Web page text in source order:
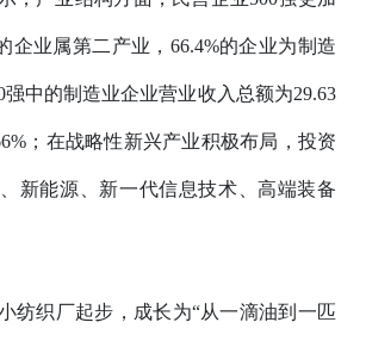
企业属第二产业，66.4%的企业为制造
强中的制造业企业营业收入总额为29.63
；在战略性新兴产业积极布局，投资
新能源、新一代信息技术、高端装备
织厂起步，成长为“从一滴油到一匹